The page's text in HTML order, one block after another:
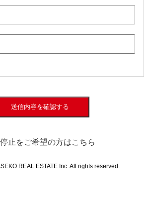
送信内容を確認する
止をご希望の方はこちら
REAL ESTATE Inc. All rights reserved.